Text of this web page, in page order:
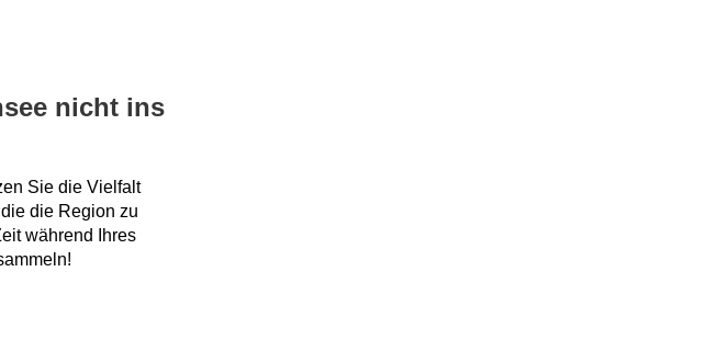
nicht ins
Sie die Vielfalt
die Region zu
während Ihres